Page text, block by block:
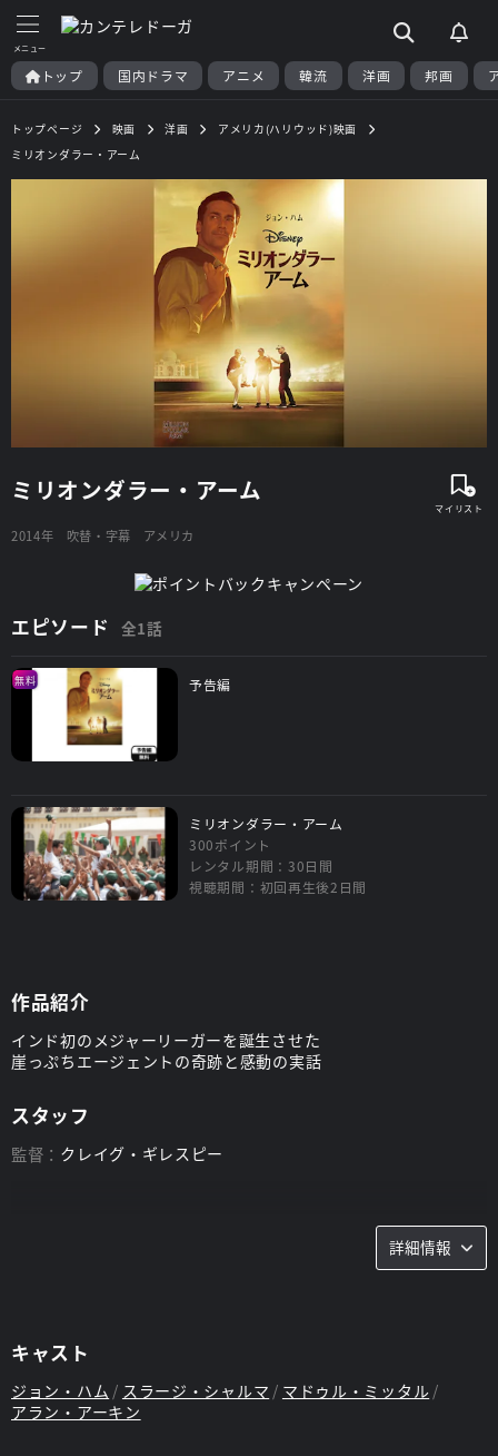
トップ 国内ドラマ アニメ 韓流 洋画 邦画
トップページ 映画 洋画
アメリカ(ハリウッド)映画
ミリオンダラー・アーム
ミリオンダラー・アーム
2014年 吹替・字幕 アメリカ
エピソード 全1話
無料 予告編
ミリオンダラー・アーム
300ポイント
レンタル期間：30日間
視聴期間：初回再生後2日間
作品紹介
インド初のメジャーリーガーを誕生させた
崖っぷちエージェントの奇跡と感動の実話
スタッフ
監督： クレイグ・ギレスピー
詳細情報
キャスト
ジョン・ハム スラージ・シャルマ
マドゥル・ミッタル
アラン・アーキン